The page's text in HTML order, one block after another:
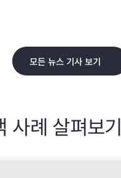
모든 뉴스 기사 보기
사례 살펴보기